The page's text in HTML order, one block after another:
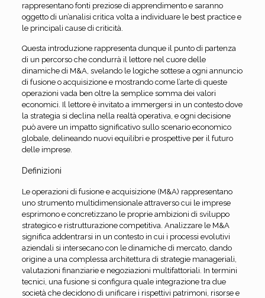
rappresentano fonti preziose di apprendimento e saranno
oggetto di un’analisi critica volta a individuare le best practice e
le principali cause di criticità.
Questa introduzione rappresenta dunque il punto di partenza
di un percorso che condurrà il lettore nel cuore delle
dinamiche di M&A, svelando le logiche sottese a ogni annuncio
di fusione o acquisizione e mostrando come l’arte di queste
operazioni vada ben oltre la semplice somma dei valori
economici. Il lettore è invitato a immergersi in un contesto dove
la strategia si declina nella realtà operativa, e ogni decisione
può avere un impatto significativo sullo scenario economico
globale, delineando nuovi equilibri e prospettive per il futuro
delle imprese.
Definizioni
Le operazioni di fusione e acquisizione (M&A) rappresentano
uno strumento multidimensionale attraverso cui le imprese
esprimono e concretizzano le proprie ambizioni di sviluppo
strategico e ristrutturazione competitiva. Analizzare le M&A
significa addentrarsi in un contesto in cui i processi evolutivi
aziendali si intersecano con le dinamiche di mercato, dando
origine a una complessa architettura di strategie manageriali,
valutazioni finanziarie e negoziazioni multifattoriali. In termini
tecnici, una fusione si configura quale integrazione tra due
società che decidono di unificare i rispettivi patrimoni, risorse e